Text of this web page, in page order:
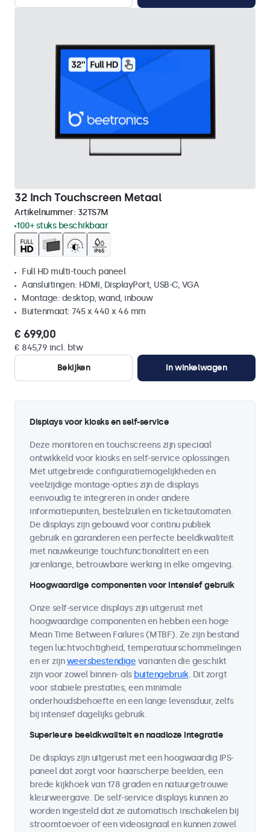
32 Inch Touchscreen Metaal
Artikelnummer: 32TS7M
100+ stuks beschikbaar
Full HD multi-touch paneel
Aansluitingen: HDMI, DisplayPort, USB-C, VGA
Montage: desktop, wand, inbouw
Buitenmaat: 745 x 440 x 46 mm
€ 699,00
€ 845,79 incl. btw
Bekijken
In winkelwagen
Displays voor kiosks en self-service
Deze monitoren en touchscreens zijn speciaal
ontwikkeld voor kiosks en self-service oplossingen.
Met uitgebreide configuratiemogelijkheden en
veelzijdige montage-opties zijn de displays
eenvoudig te integreren in onder andere
informatiepunten, bestelzuilen en ticketautomaten.
De displays zijn gebouwd voor continu publiek
gebruik en garanderen een perfecte beeldkwaliteit
met nauwkeurige touchfunctionaliteit en een
jarenlange, betrouwbare werking in elke omgeving.
Hoogwaardige componenten voor intensief gebruik
Onze self-service displays zijn uitgerust met
hoogwaardige componenten en hebben een hoge
Mean Time Between Failures (MTBF). Ze zijn bestand
tegen luchtvochtigheid, temperatuurschommelingen
en er zijnweersbestendige varianten die geschikt
zijn voor zowel binnen- als buitengebruik. Dit zorgt
voor stabiele prestaties, een minimale
onderhoudsbehoefte en een lange levensduur, zelfs
bij intensief dagelijks gebruik.
Superieure beeldkwaliteit en naadloze integratie
De displays zijn uitgerust met een hoogwaardig IPS-
paneel dat zorgt voor haarscherpe beelden, een
brede kijkhoek van 178 graden en natuurgetrouwe
kleurweergave. De self-service displays kunnen zo
worden ingesteld dat ze automatisch inschakelen bij
stroomtoevoer of een videosignaal en kunnen zowel